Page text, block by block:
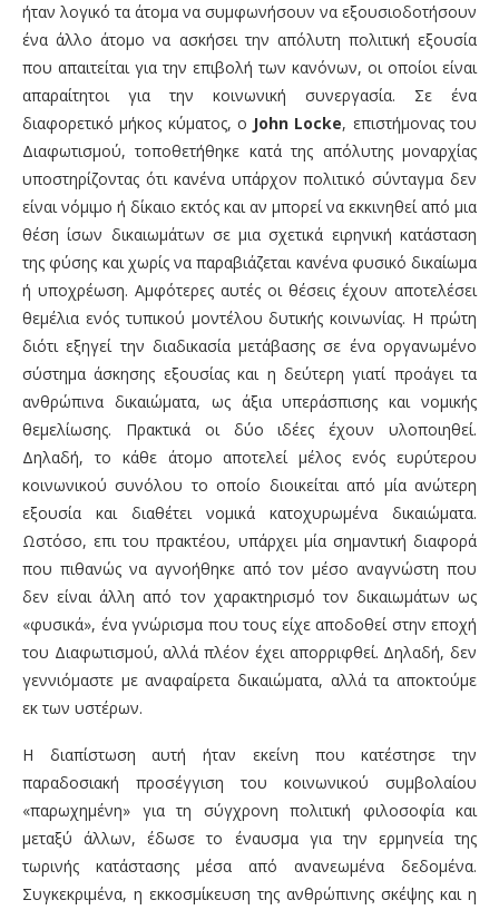
ήταν λογικό τα άτομα να συμφωνήσουν να εξουσιοδοτήσουν
ένα άλλο άτομο να ασκήσει την απόλυτη πολιτική εξουσία
που απαιτείται για την επιβολή των κανόνων, οι οποίοι είναι
απαραίτητοι για την κοινωνική συνεργασία. Σε ένα
διαφορετικό μήκος κύματος, ο John Locke, επιστήμονας του
Διαφωτισμού, τοποθετήθηκε κατά της απόλυτης μοναρχίας
υποστηρίζοντας ότι κανένα υπάρχον πολιτικό σύνταγμα δεν
είναι νόμιμο ή δίκαιο εκτός και αν μπορεί να εκκινηθεί από μια
θέση ίσων δικαιωμάτων σε μια σχετικά ειρηνική κατάσταση
της φύσης και χωρίς να παραβιάζεται κανένα φυσικό δικαίωμα
ή υποχρέωση. Αμφότερες αυτές οι θέσεις έχουν αποτελέσει
θεμέλια ενός τυπικού μοντέλου δυτικής κοινωνίας. Η πρώτη
διότι εξηγεί την διαδικασία μετάβασης σε ένα οργανωμένο
σύστημα άσκησης εξουσίας και η δεύτερη γιατί προάγει τα
ανθρώπινα δικαιώματα, ως άξια υπεράσπισης και νομικής
θεμελίωσης. Πρακτικά οι δύο ιδέες έχουν υλοποιηθεί.
Δηλαδή, το κάθε άτομο αποτελεί μέλος ενός ευρύτερου
κοινωνικού συνόλου το οποίο διοικείται από μία ανώτερη
εξουσία και διαθέτει νομικά κατοχυρωμένα δικαιώματα.
Ωστόσο, επι του πρακτέου, υπάρχει μία σημαντική διαφορά
που πιθανώς να αγνοήθηκε από τον μέσο αναγνώστη που
δεν είναι άλλη από τον χαρακτηρισμό τον δικαιωμάτων ως
«φυσικά», ένα γνώρισμα που τους είχε αποδοθεί στην εποχή
του Διαφωτισμού, αλλά πλέον έχει απορριφθεί. Δηλαδή, δεν
γεννιόμαστε με αναφαίρετα δικαιώματα, αλλά τα αποκτούμε
εκ των υστέρων.
Η διαπίστωση αυτή ήταν εκείνη που κατέστησε την
παραδοσιακή προσέγγιση του κοινωνικού συμβολαίου
«παρωχημένη» για τη σύγχρονη πολιτική φιλοσοφία και
μεταξύ άλλων, έδωσε το έναυσμα για την ερμηνεία της
τωρινής κατάστασης μέσα από ανανεωμένα δεδομένα.
Συγκεκριμένα, η εκκοσμίκευση της ανθρώπινης σκέψης και η